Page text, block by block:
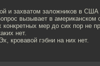
и захватом заложников в США
вызывает в американском
конкретных мер до сих пор не
нет.
кровавой гэбни на них нет.